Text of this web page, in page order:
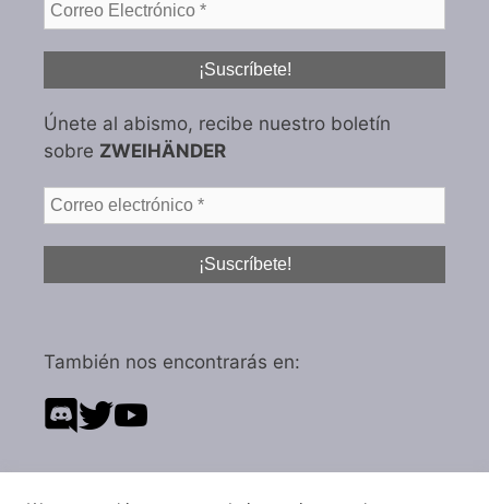
Únete al abismo, recibe nuestro boletín
sobre ZWEIHÄNDER
También nos encontrarás en: